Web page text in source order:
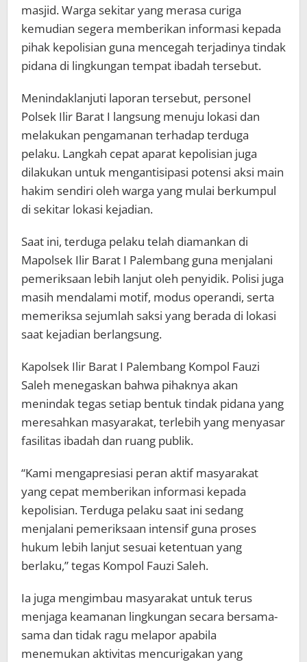
masjid. Warga sekitar yang merasa curiga
kemudian segera memberikan informasi kepada
pihak kepolisian guna mencegah terjadinya tindak
pidana di lingkungan tempat ibadah tersebut.
Menindaklanjuti laporan tersebut, personel
Polsek Ilir Barat I langsung menuju lokasi dan
melakukan pengamanan terhadap terduga
pelaku. Langkah cepat aparat kepolisian juga
dilakukan untuk mengantisipasi potensi aksi main
hakim sendiri oleh warga yang mulai berkumpul
di sekitar lokasi kejadian.
Saat ini, terduga pelaku telah diamankan di
Mapolsek Ilir Barat I Palembang guna menjalani
pemeriksaan lebih lanjut oleh penyidik. Polisi juga
masih mendalami motif, modus operandi, serta
memeriksa sejumlah saksi yang berada di lokasi
saat kejadian berlangsung.
Kapolsek Ilir Barat I Palembang Kompol Fauzi
Saleh menegaskan bahwa pihaknya akan
menindak tegas setiap bentuk tindak pidana yang
meresahkan masyarakat, terlebih yang menyasar
fasilitas ibadah dan ruang publik.
“Kami mengapresiasi peran aktif masyarakat
yang cepat memberikan informasi kepada
kepolisian. Terduga pelaku saat ini sedang
menjalani pemeriksaan intensif guna proses
hukum lebih lanjut sesuai ketentuan yang
berlaku,” tegas Kompol Fauzi Saleh.
Ia juga mengimbau masyarakat untuk terus
menjaga keamanan lingkungan secara bersama-
sama dan tidak ragu melapor apabila
menemukan aktivitas mencurigakan yang